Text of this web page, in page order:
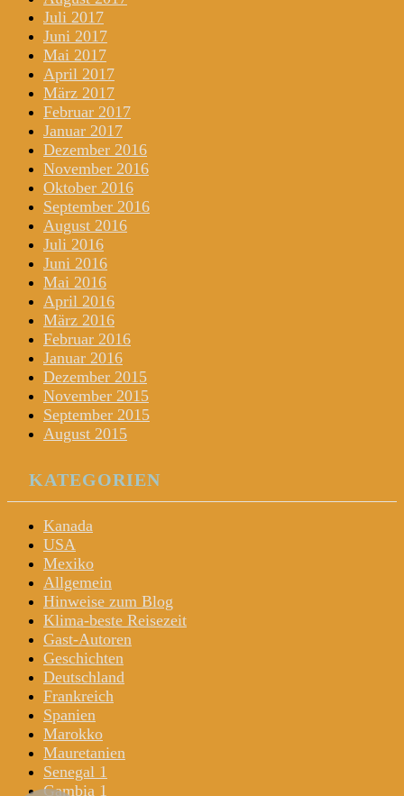
Juli 2017
Juni 2017
Mai 2017
April 2017
März 2017
Februar 2017
Januar 2017
Dezember 2016
November 2016
Oktober 2016
September 2016
August 2016
Juli 2016
Juni 2016
Mai 2016
April 2016
März 2016
Februar 2016
Januar 2016
Dezember 2015
November 2015
September 2015
August 2015
KATEGORIEN
Kanada
USA
Mexiko
Allgemein
Hinweise zum Blog
Klima-beste Reisezeit
Gast-Autoren
Geschichten
Deutschland
Frankreich
Spanien
Marokko
Mauretanien
Senegal 1
Gambia 1